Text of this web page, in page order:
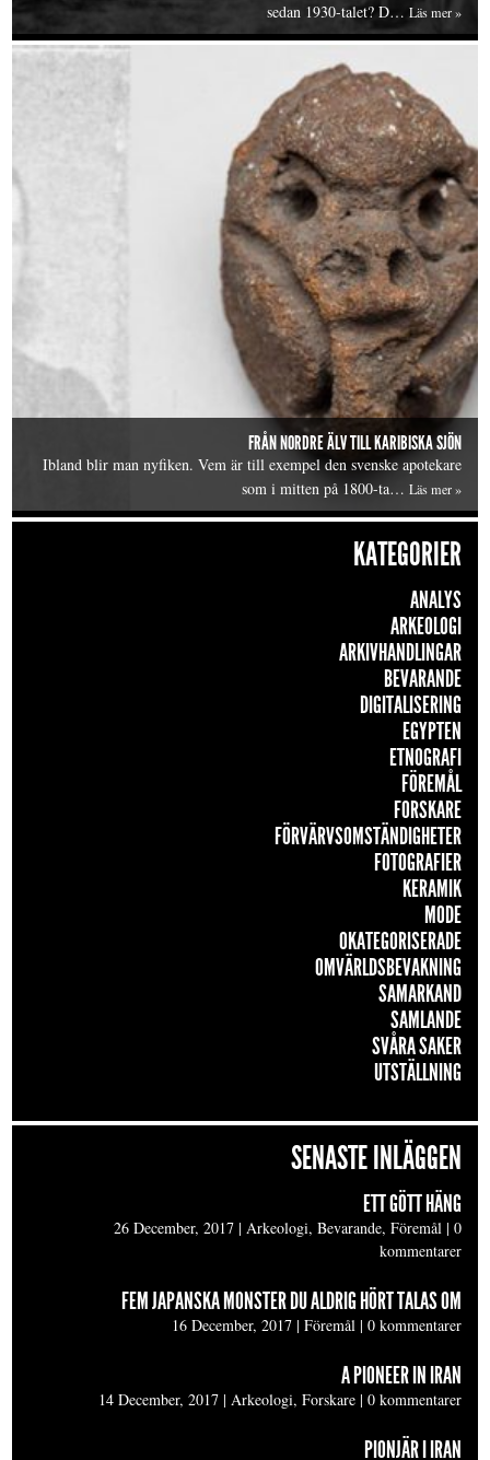
sedan 1930-talet? D…Läs mer »
FRÅN NORDRE ÄLV TILL KARIBISKA SJÖN
Ibland blir man nyfiken. Vem är till exempel den svenske apotekare
som i mitten på 1800-ta…Läs mer »
KATEGORIER
ANALYS
ARKEOLOGI
ARKIVHANDLINGAR
BEVARANDE
DIGITALISERING
EGYPTEN
ETNOGRAFI
FÖREMÅL
FORSKARE
FÖRVÄRVSOMSTÄNDIGHETER
FOTOGRAFIER
KERAMIK
MODE
OKATEGORISERADE
OMVÄRLDSBEVAKNING
SAMARKAND
SAMLANDE
SVÅRA SAKER
UTSTÄLLNING
SENASTE INLÄGGEN
ETT GÖTT HÄNG
26 December, 2017 |Arkeologi, Bevarande, Föremål |0
kommentarer
FEM JAPANSKA MONSTER DU ALDRIG HÖRT TALAS OM
16 December, 2017 |Föremål |0 kommentarer
A PIONEER IN IRAN
14 December, 2017 |Arkeologi, Forskare |0 kommentarer
PIONJÄR I IRAN